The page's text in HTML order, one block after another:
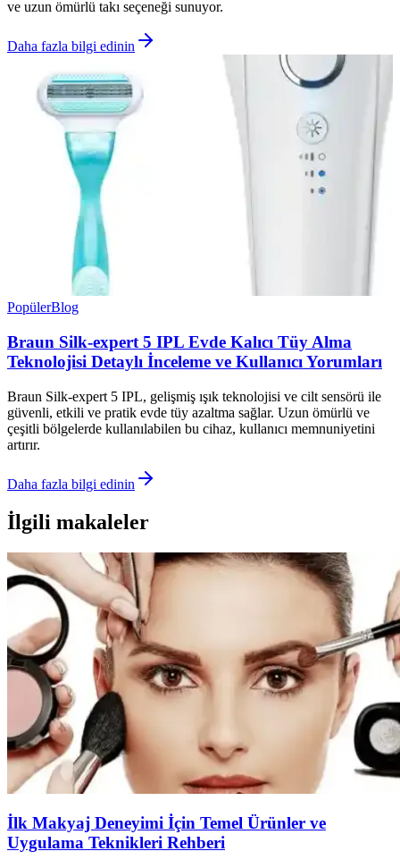
ve uzun ömürlü takı seçeneği sunuyor.
Daha fazla bilgi edinin
PopülerBlog
Braun Silk-expert 5 IPL Evde Kalıcı Tüy Alma
Teknolojisi Detaylı İnceleme ve Kullanıcı Yorumları
Braun Silk-expert 5 IPL, gelişmiş ışık teknolojisi ve cilt sensörü ile
güvenli, etkili ve pratik evde tüy azaltma sağlar. Uzun ömürlü ve
çeşitli bölgelerde kullanılabilen bu cihaz, kullanıcı memnuniyetini
artırır.
Daha fazla bilgi edinin
İlgili makaleler
İlk Makyaj Deneyimi İçin Temel Ürünler ve
Uygulama Teknikleri Rehberi